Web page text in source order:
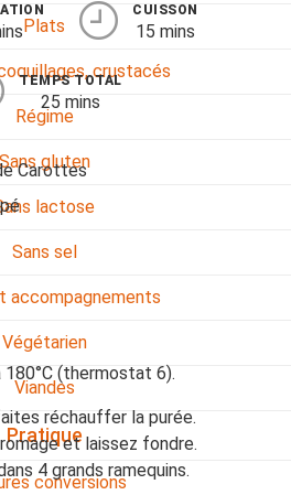
Plats
crustacés
Régime
gluten
lactose
Sans sel
accompagnements
Végétarien
Viandes
Pratique
conversions
CUISSON
15 mins
TEMPS TOTAL
25 mins
Carottes
(thermostat 6).
réchauffer la purée.
et laissez fondre.
4 grands ramequins.